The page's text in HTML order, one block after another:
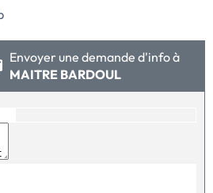
jardin arboré parfaitement
excellent DPE.
Envoyer une demande d'info à
MAITRE BARDOUL